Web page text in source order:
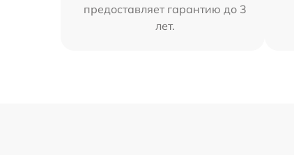
предоставляет гарантию до 3
лет.